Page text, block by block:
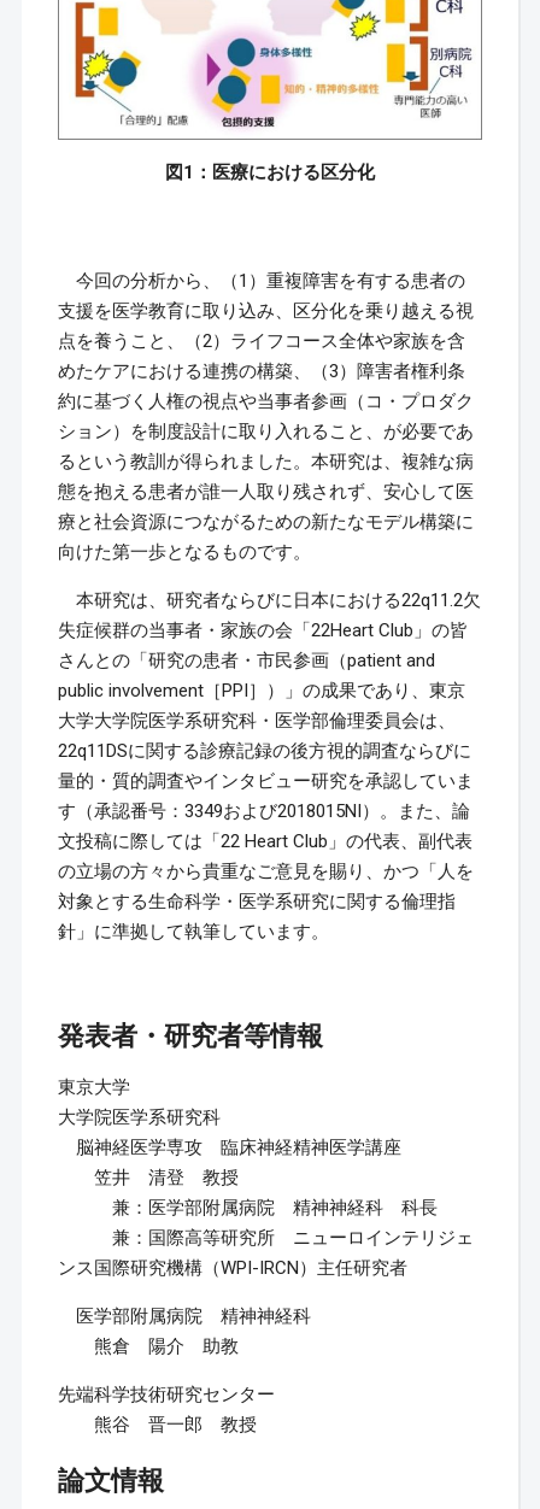
図1：医療における区分化
今回の分析から、（1）重複障害を有する患者の
支援を医学教育に取り込み、区分化を乗り越える視
点を養うこと、（2）ライフコース全体や家族を含
めたケアにおける連携の構築、（3）障害者権利条
約に基づく人権の視点や当事者参画（コ・プロダク
ション）を制度設計に取り入れること、が必要であ
るという教訓が得られました。本研究は、複雑な病
態を抱える患者が誰一人取り残されず、安心して医
療と社会資源につながるための新たなモデル構築に
向けた第一歩となるものです。
本研究は、研究者ならびに日本における22q11.2欠
失症候群の当事者・家族の会「22Heart Club」の皆
さんとの「研究の患者・市民参画（patient and
public involvement［PPI］）」の成果であり、東京
大学大学院医学系研究科・医学部倫理委員会は、
22q11DSに関する診療記録の後方視的調査ならびに
量的・質的調査やインタビュー研究を承認していま
す（承認番号：3349および2018015NI）。また、論
文投稿に際しては「22 Heart Club」の代表、副代表
の立場の方々から貴重なご意見を賜り、かつ「人を
対象とする生命科学・医学系研究に関する倫理指
針」に準拠して執筆しています。
発表者・研究者等情報
東京大学
大学院医学系研究科
脳神経医学専攻 臨床神経精神医学講座
笠井 清登 教授
兼：医学部附属病院 精神神経科 科長
兼：国際高等研究所 ニューロインテリジェ
ンス国際研究機構（WPI-IRCN）主任研究者
医学部附属病院 精神神経科
熊倉 陽介 助教
先端科学技術研究センター
熊谷 晋一郎 教授
論文情報